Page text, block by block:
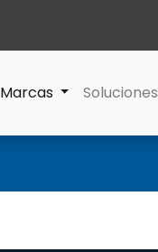
Marcas